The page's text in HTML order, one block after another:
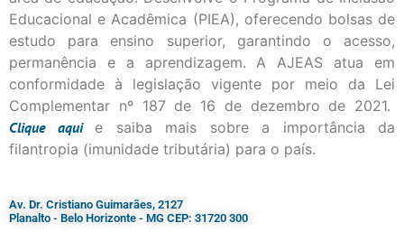
Educacional e Acadêmica (PIEA), oferecendo bolsas de
estudo para ensino superior, garantindo o acesso,
permanência e a aprendizagem. A AJEAS atua em
conformidade à legislação vigente por meio da Lei
Complementar nº 187 de 16 de dezembro de 2021.
Cliqueaqui
e saiba mais sobre a importância da
filantropia (imunidade tributária) para o país.
Av. Dr. Cristiano Guimarães, 2127
Planalto - Belo Horizonte - MG CEP: 31720 300